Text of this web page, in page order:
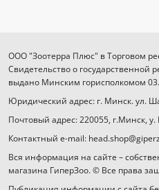
ООО "Зоотерра Плюс" в Торговом
Свидетельство о государственной
выдано Минским горисполкомом
Юридический адрес: г. Минск. ул.
Почтовый адрес: 220055, г.Минск,
Контактный e-mail:
Вся информация на сайте –
магазина ГиперЗоо. © Все права